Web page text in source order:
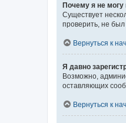
Почему я не могу
Существует
проверить, не
Вернуться к
Я давно
Возможно,
оставляющих
Вернуться к